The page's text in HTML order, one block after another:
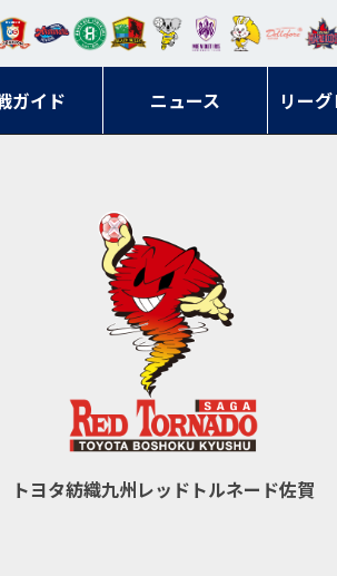
ガイド ニュース リー
ネ コラ
ンマ
ーレ
ービ
ー石
ック 名古
オレ
ット
ツ
フォ
ーレ
岡
トヨタ紡織九州レッドトルネード佐賀